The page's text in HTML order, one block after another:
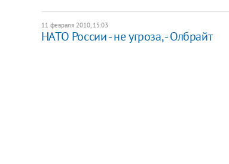
11 февраля 2010, 15:03
НАТО России - не угроза, - Олбрайт